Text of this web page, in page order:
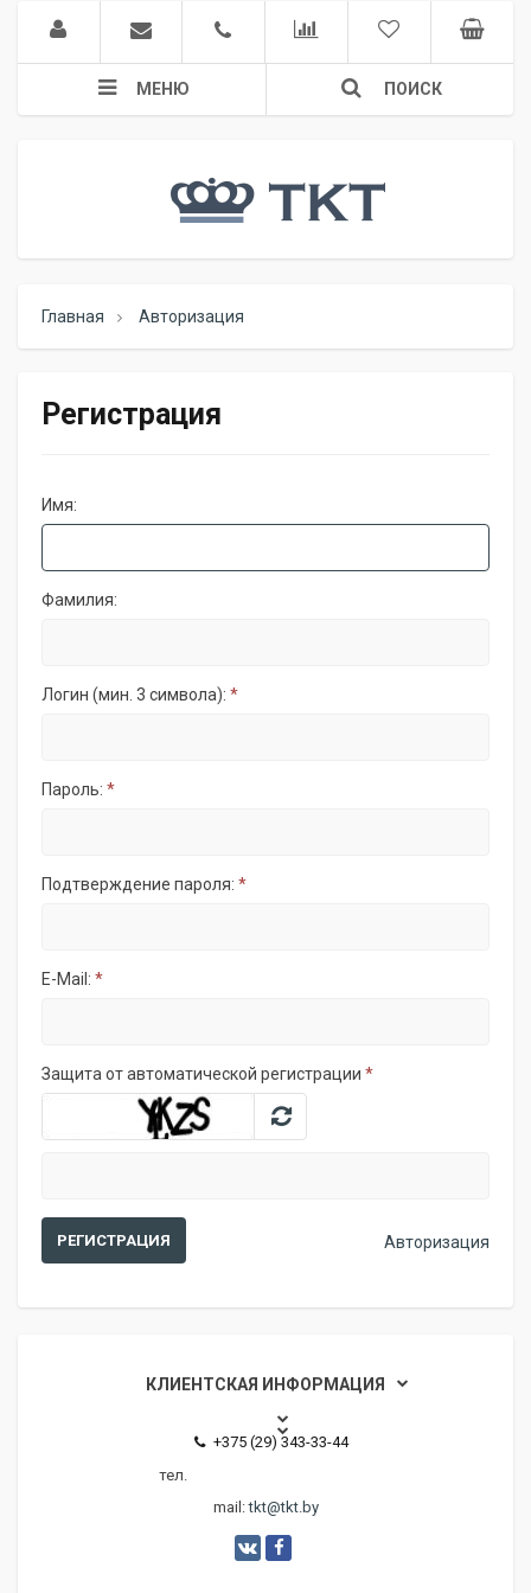
МЕНЮ ПОИСК
Главная Авторизация
Регистрация
Имя:
Фамилия:
Логин (мин. 3 символа): *
Пароль: *
Подтверждение пароля: *
E-Mail: *
Защита от автоматической регистрации *
Авторизация
КЛИЕНТСКАЯ ИНФОРМАЦИЯ
тел.
+375 (29) 343-33-44
mail:tkt@tkt.by